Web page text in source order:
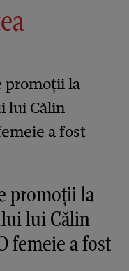
promoții la
lui Călin
femeie a fost